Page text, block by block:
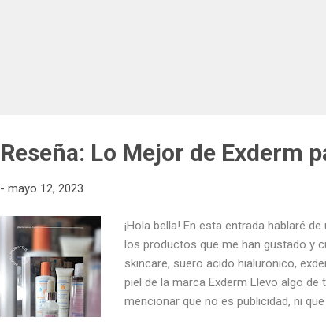
Reseña: Lo Mejor de Exderm
- mayo 12, 2023
¡Hola bella! En esta entrada hablaré
los productos que me han gustado y
skincare, suero acido hialuronico,
piel de la marca Exderm Llevo algo
mencionar que no es publicidad, ni